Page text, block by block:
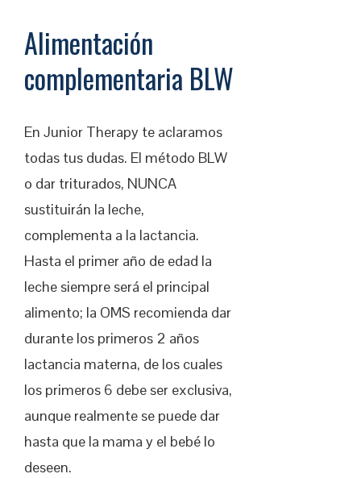
Alimentación
complementaria BLW
En Junior Therapy te aclaramos
todas tus dudas. El método BLW
o dar triturados, NUNCA
sustituirán la leche,
complementa a la lactancia.
Hasta el primer año de edad la
leche siempre será el principal
alimento; la OMS recomienda dar
durante los primeros 2 años
lactancia materna, de los cuales
los primeros 6 debe ser exclusiva,
aunque realmente se puede dar
hasta que la mama y el bebé lo
deseen.